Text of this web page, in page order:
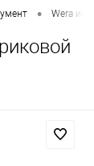
• Wera